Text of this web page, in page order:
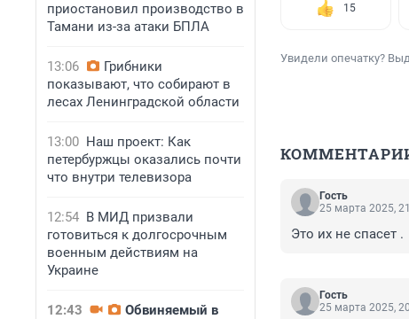
приостановил производство в
Тамани из-за атаки БПЛА
13:06
Грибники
показывают, что собирают в
лесах Ленинградской области
13:00 Наш проект: Как
петербуржцы оказались почти
что внутри телевизора
12:54 В МИД призвали
готовиться к долгосрочным
военным действиям на
Украине
12:43
Обвиняемый в
15
Увидели опечатку?
Гость
25 марта 2025,
Это их не спасет .
Гость
25 марта 2025,